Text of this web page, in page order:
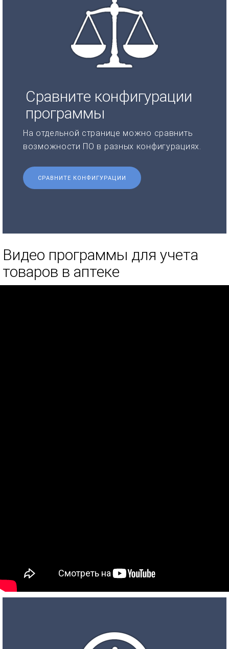
Сравните конфигурации
программы
На отдельной странице можно сравнить
возможности ПО в разных конфигурациях.
СРАВНИТЕ КОНФИГУРАЦИИ
Видео программы для учета
товаров в аптеке